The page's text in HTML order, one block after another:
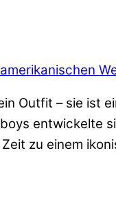
Outfit – sie ist
entwickelte
zu einem